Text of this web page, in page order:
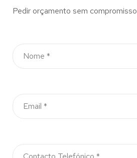
Pedir orçamento sem compromisso